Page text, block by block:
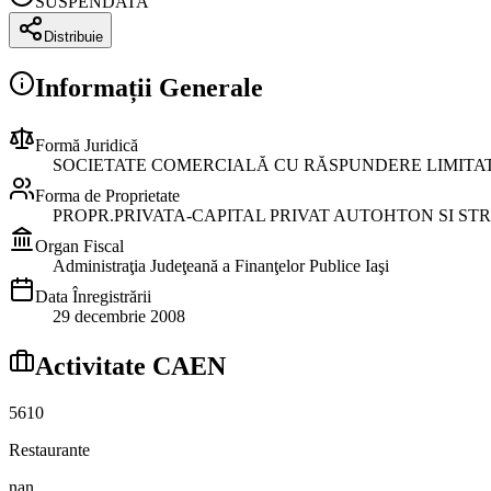
Distribuie
Informații Generale
Formă Juridică
SOCIETATE COMERCIALĂ CU RĂSPUNDERE
Forma de Proprietate
PROPR.PRIVATA-CAPITAL PRIVAT AUTOHTON SI
Organ Fiscal
Administraţia Judeţeană a Finanţelor Publice Iaşi
Data Înregistrării
29 decembrie 2008
Activitate CAEN
5610
Restaurante
nan